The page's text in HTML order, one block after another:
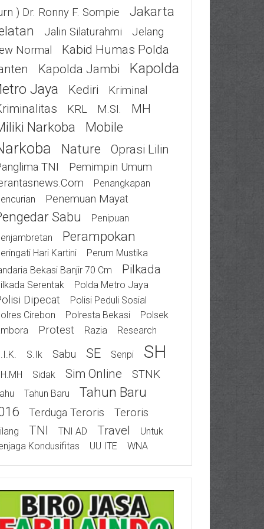
) Dr. Ronny F. Sompie
Jakarta
Jalin Silaturahmi
Jelang
Normal
Kabid Humas Polda
Kapolda Jambi
Kapolda
Jaya
Kediri Kriminal
KRL M.SI. MH
Narkoba Mobile
Nature Oprasi Lilin
TNI
Pemimpin Umum
Penangkapan
Penemuan Mayat
Sabu
Penipuan
Perampokan
Hari Kartini
Perum Mustika
Bekasi Banjir 70 Cm
Pilkada
Serentak Polda Metro Jaya
Dipecat
Polisi Peduli Sosial
Cirebon
Polresta Bekasi
Polsek
Protest Razia Research
S.Ik Sabu SE Senpi SH
Sidak Sim Online STNK
Tahun Baru
Tahun Baru
Terduga Teroris Teroris
TNI TNI AD Travel
Untuk
Kondusifitas
UU ITE WNA